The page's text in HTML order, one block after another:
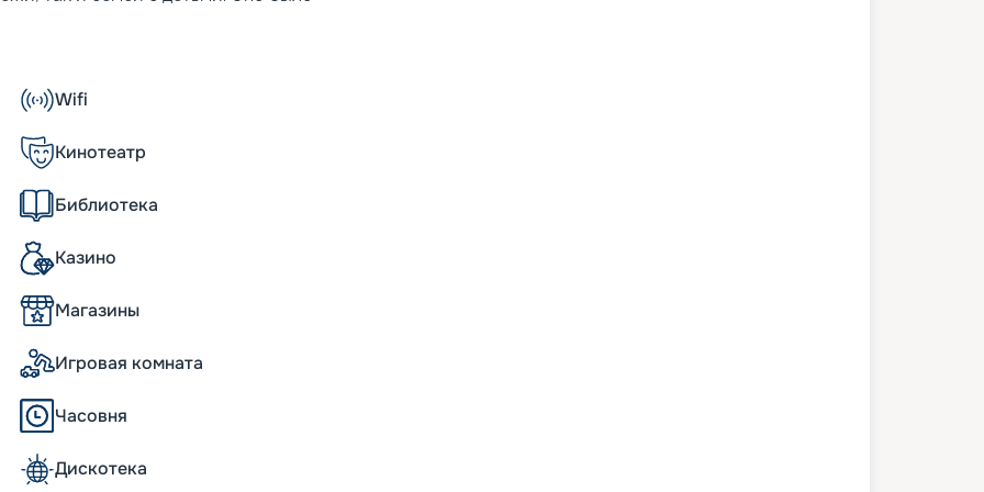
размещены на 8 жилых палубах. В них
Navigator of the Seas:
12V46C;
поля, «Королевский променад»
маленьких пассажиров и подростков
программы, активные занятия.
новым опытом. В план инфраструктуры
и баром. Оборудована стена для
над уровнем моря на целых 60
(на 9 лунок), а также гольф-
спа-центр, где предлагается
и терапевтических услуг. Те, кто
Wifi
Кинотеатр
Библиотека
Казино
Магазины
Игровая комната
Часовня
Дискотека